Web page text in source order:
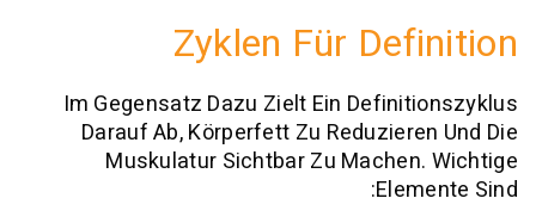
Zyklen Für
Im Gegensatz Dazu Zielt Ein
Darauf Ab, Körperfett Zu
Muskulatur Sichtbar Zu